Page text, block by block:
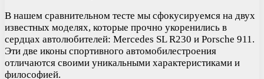
В нашем сравнительном тесте мы сфокусируемся на двух
известных моделях, которые прочно укоренились в
сердцах автолюбителей: Mercedes SL R230 и Porsche 911.
Эти две иконы спортивного автомобилестроения
отличаются своими уникальными характеристиками и
философией.